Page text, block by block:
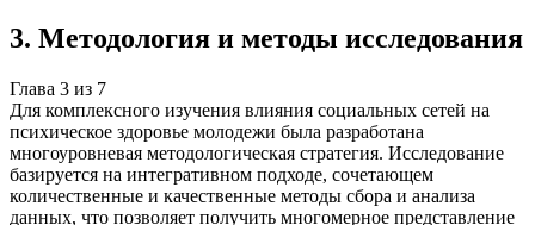
3. Методология и методы исследования
Глава 3 из 7
Для комплексного изучения влияния социальных сетей на
психическое здоровье молодежи была разработана
многоуровневая методологическая стратегия. Исследование
базируется на интегративном подходе, сочетающем
количественные и качественные методы сбора и анализа
данных, что позволяет получить многомерное представление